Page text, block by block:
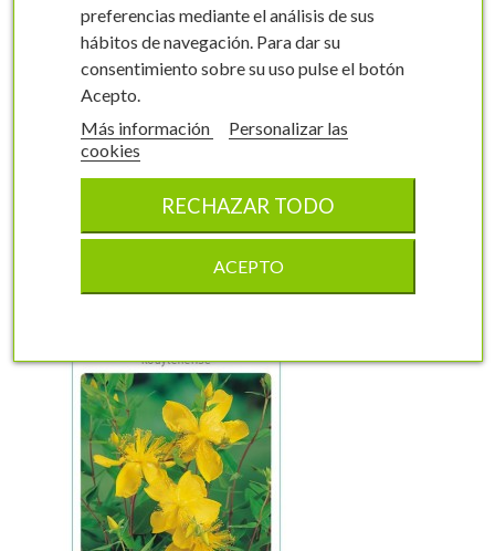
10 2,96 €
Otros productos en la misma categoría:
preferencias mediante el análisis de sus
hábitos de navegación. Para dar su
consentimiento sobre su uso pulse el botón
Acepto.
Más información
Personalizar las
cookies
RECHAZAR TODO
ACEPTO